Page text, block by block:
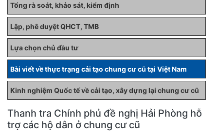
Tổng rà soát, khảo sát, kiểm định
Lập, phê duyệt QHCT, TMB
Lựa chọn chủ đầu tư
Bài viết về thực trạng cải tạo chung cư cũ tại Việt Nam
Kinh nghiệm Quốc tế về cải tạo, xây dựng lại chung cư cũ
Thanh tra Chính phủ đề nghị Hải Phòng hỗ
trợ các hộ dân ở chung cư cũ